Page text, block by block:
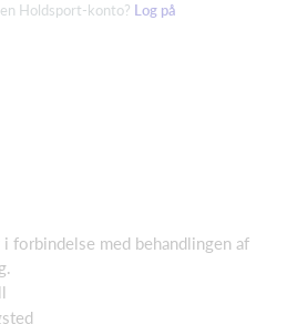
Holdsport-konto? Log på
i forbindelse med behandlingen af